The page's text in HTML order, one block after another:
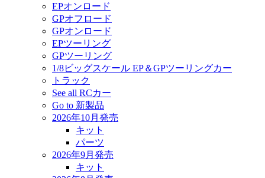
EPオンロード
GPオフロード
GPオンロード
EPツーリング
GPツーリング
1/8ビッグスケール EP＆GPツーリングカー
トラック
See all RCカー
Go to 新製品
2026年10月発売
キット
パーツ
2026年9月発売
キット